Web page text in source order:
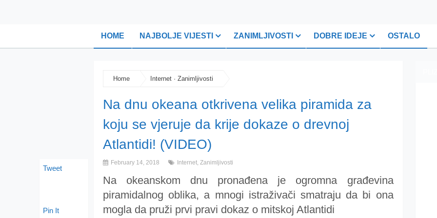
HOME NAJBOLJE VIJESTI ZANIMLJIVOSTI DOBRE IDEJE OSTALO
Home Internet · Zanimljivosti
Na dnu okeana otkrivena velika piramida za
koju se vjeruje da krije dokaze o drevnoj
Atlantidi! (VIDEO)
February 14, 2018 Internet, Zanimljivosti
Na okeanskom dnu pronađena je ogromna građevina
piramidalnog oblika, a mnogi istraživači smatraju da bi ona
mogla da pruži prvi pravi dokaz o mitskoj Atlantidi
Tweet
Pin It